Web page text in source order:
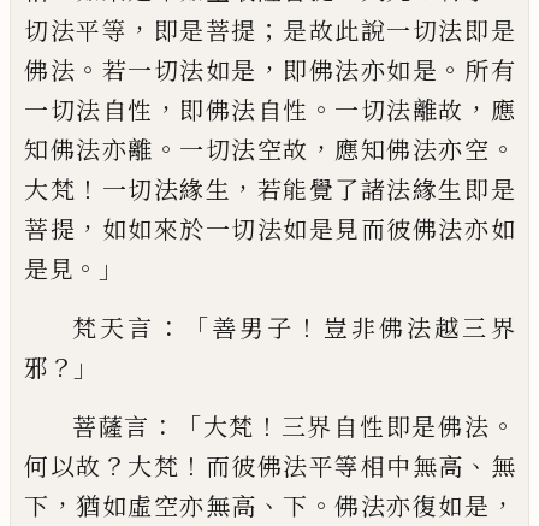
切法平等 ， 即是菩提 ； 是故此說一切法即是
佛法 。 若一切法如是 ， 即佛法亦如是 。 所有
一切法自性 ， 即佛法自性 。 一切法離故 ， 應
知佛法亦離 。 一切法空故 ， 應知佛法亦空 。
大梵 ！ 一切法緣生 ， 若能覺了諸法緣生即是
菩提 ， 如如來於一切法如是見而彼佛法亦如
是見 。」
梵天言 ：「善男子 ！ 豈非佛法越三界
邪 ？」
菩薩言 ：「大梵 ！ 三界自性即是佛法 。
何以故 ？ 大梵 ！ 而彼佛法平等相中無高 、 無
下 ，猶如虛空亦無高 、 下 。佛法亦復如是 ，